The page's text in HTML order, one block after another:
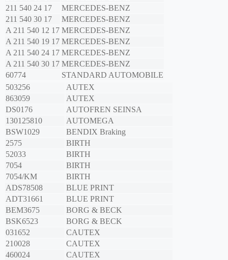
211 540 24 17
MERCEDES-BENZ
211 540 30 17
MERCEDES-BENZ
A 211 540 12 17 MERCEDES-BENZ
A 211 540 19 17 MERCEDES-BENZ
A 211 540 24 17 MERCEDES-BENZ
A 211 540 30 17 MERCEDES-BENZ
60774
STANDARD AUTOMOBILE
503256
AUTEX
863059
AUTEX
DS0176
AUTOFREN SEINSA
130125810
AUTOMEGA
BSW1029
BENDIX Braking
2575
BIRTH
52033
BIRTH
7054
BIRTH
7054/KM
BIRTH
ADS78508
BLUE PRINT
ADT31661
BLUE PRINT
BEM3675
BORG & BECK
BSK6523
BORG & BECK
031652
CAUTEX
210028
CAUTEX
460024
CAUTEX